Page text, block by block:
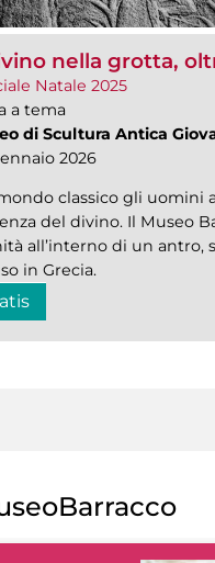
nella grotta,
Natale 2025
a tema
di Scultura Antica
2026
classico gli uomini
del divino. Il Museo
all’interno di un
in Grecia.